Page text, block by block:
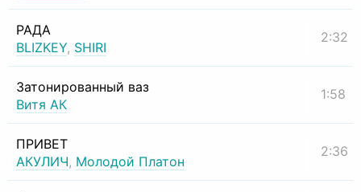
РАДА
BLIZKEY, SHIRI
2:32
Затонированный ваз
Витя АК
1:58
ПРИВЕТ
АКУЛИЧ, Молодой Платон
2:36